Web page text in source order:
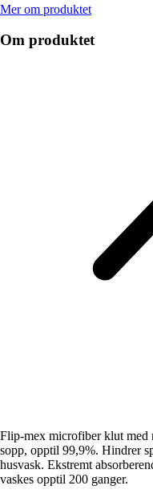
Mer om produktet
Om produktet
Flip-mex microfiber klut med
sopp, opptil 99,9%. Hindrer
husvask. Ekstremt
vaskes opptil 200 ganger.